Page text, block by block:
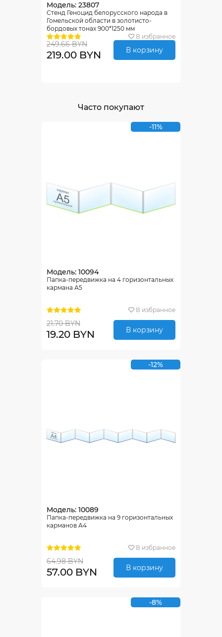
Модель: 23807
Стенд Геноцид белорусского народа в
Гомельской области в золотисто-
бордовых тонах 900*1250 мм
В избранное
249.66 BYN
219.00 BYN В корзину
Часто покупают
-11%
Модель: 10094
Папка-передвижка на 4 горизонтальных
кармана А5
В избранное
21.70 BYN
19.20 BYN В корзину
-12%
Модель: 10089
Папка-передвижка на 9 горизонтальных
карманов А4
В избранное
64.98 BYN
57.00 BYN В корзину
-8%